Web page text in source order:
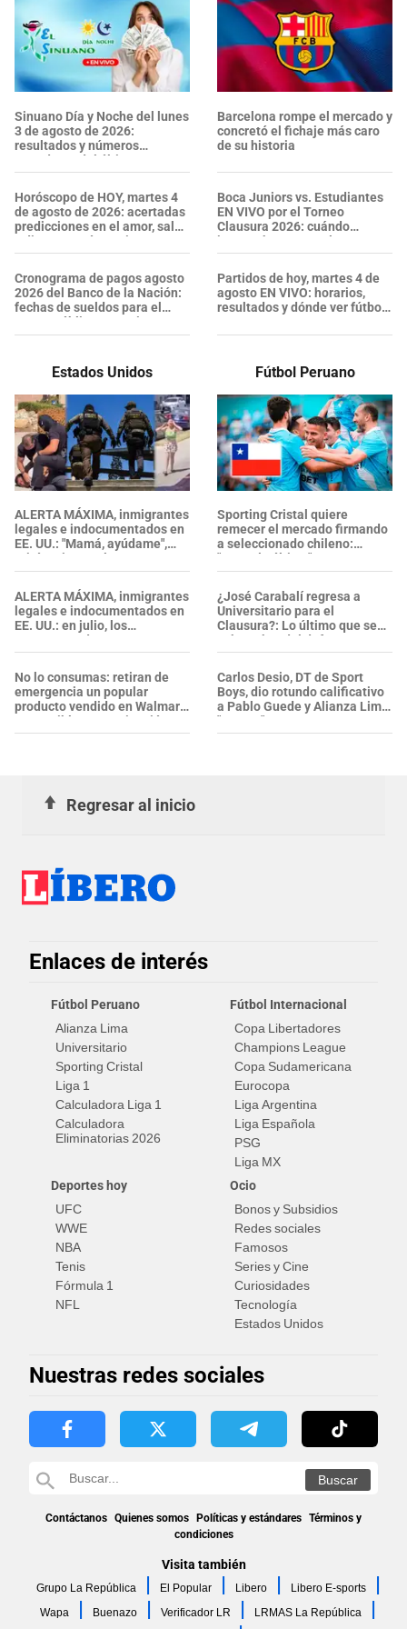
Sinuano Día y Noche del lunes
3 de agosto de 2026:
resultados y números
ganadores del último sorteo
Horóscopo de HOY, martes 4
de agosto de 2026: acertadas
predicciones en el amor, salud
y dinero, según tu signo
Cronograma de pagos agosto
2026 del Banco de la Nación:
fechas de sueldos para el
sector público y pensiones
Barcelona rompe el mercado y
concretó el fichaje más caro
de su historia
Boca Juniors vs. Estudiantes
EN VIVO por el Torneo
Clausura 2026: cuándo
juegan, hora y canal
Partidos de hoy, martes 4 de
agosto EN VIVO: horarios,
resultados y dónde ver fútbol
Estados Unidos
ALERTA MÁXIMA, inmigrantes
legales e indocumentados en
EE. UU.: "Mamá, ayúdame",
gritó un joven al ser
DETENIDO por ICE en
ALERTA MÁXIMA, inmigrantes
legales e indocumentados en
EE. UU.: en julio, los
ARRESTOS de ICE se
intensificaron y alcanzaron su
nivel más alto
No lo consumas: retiran de
emergencia un popular
producto vendido en Walmart
por posible contaminación
con salmonela
Fútbol Peruano
Sporting Cristal quiere
remecer el mercado firmando
a seleccionado chileno:
"Hasta lo último"
¿José Carabalí regresa a
Universitario para el
Clausura?: Lo último que se
sabe sobre del defensor
Carlos Desio, DT de Sport
Boys, dio rotundo calificativo
a Pablo Guede y Alianza Lima:
"Es un..."
Regresar al inicio
Enlaces de interés
Fútbol Peruano
Alianza Lima
Universitario
Sporting Cristal
Liga 1
Calculadora Liga 1
Calculadora
Eliminatorias 2026
Fútbol Internacional
Copa Libertadores
Champions League
Copa Sudamericana
Eurocopa
Liga Argentina
Liga Española
PSG
Liga MX
Deportes hoy
UFC
WWE
NBA
Tenis
Fórmula 1
NFL
Ocio
Bonos y Subsidios
Redes sociales
Famosos
Series y Cine
Curiosidades
Tecnología
Estados Unidos
Nuestras redes sociales
Contáctanos Quienes somos Políticas y estándares Términos y
condiciones
Visita también
Grupo La República El Popular Libero
Libero E-sports
Wapa
Buenazo Verificador LR LRMAS La República